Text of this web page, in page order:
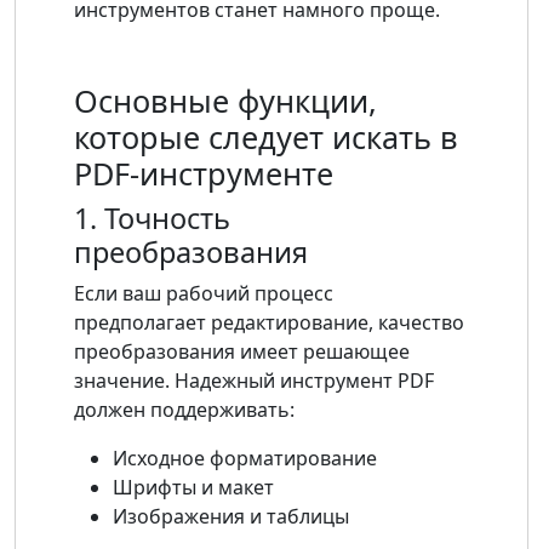
инструментов станет намного проще.
Основные функции,
которые следует искать в
PDF-инструменте
1. Точность
преобразования
Если ваш рабочий процесс
предполагает редактирование, качество
преобразования имеет решающее
значение. Надежный инструмент PDF
должен поддерживать:
Исходное форматирование
Шрифты и макет
Изображения и таблицы